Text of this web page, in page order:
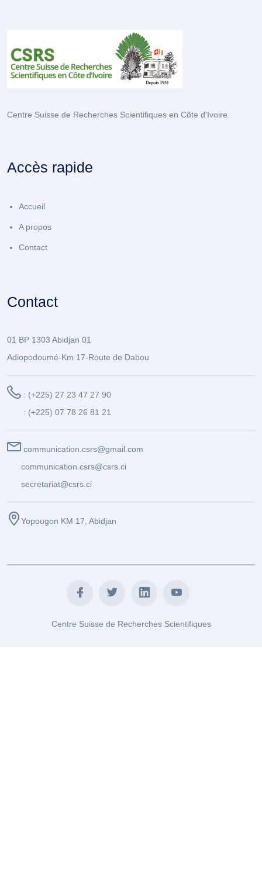
Centre Suisse de Recherches Scientifiques en Côte d'Ivoire.
Accès rapide
Accueil
A propos
Contact
Contact
01 BP 1303 Abidjan 01
Adiopodoumé-Km 17-Route de Dabou
: (+225) 27 23 47 27 90
: (+225) 07 78 26 81 21
communication.csrs@gmail.com
communication.csrs@csrs.ci
secretariat@csrs.ci
Yopougon KM 17, Abidjan
Centre Suisse de Recherches Scientifiques